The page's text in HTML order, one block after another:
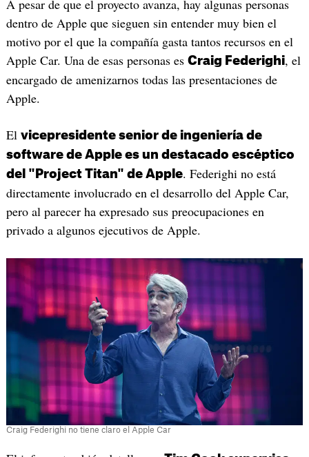
A pesar de que el proyecto avanza, hay algunas personas
dentro de Apple que sieguen sin entender muy bien el
motivo por el que la compañía gasta tantos recursos en el
Apple Car. Una de esas personas es Craig Federighi, el
encargado de amenizarnos todas las presentaciones de
Apple.
El vicepresidente senior de ingeniería de
software de Apple es un destacado escéptico
del "Project Titan" de Apple. Federighi no está
directamente involucrado en el desarrollo del Apple Car,
pero al parecer ha expresado sus preocupaciones en
privado a algunos ejecutivos de Apple.
Craig Federighi no tiene claro el Apple Car